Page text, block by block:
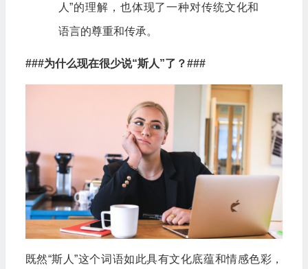
人”的理解，也体现了一种对传统文化和
语言的尊重和传承。
###为什么现在很少说“斯人”了？###
既然“斯人”这个词语如此具有文化底蕴和情感色彩，